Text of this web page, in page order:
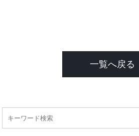
一覧へ戻る